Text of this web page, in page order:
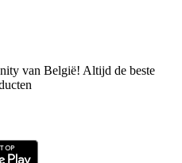
van België! Altijd de beste